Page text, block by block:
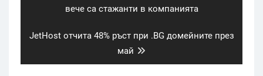
вече са стажанти в компанията
Next
JetHost отчита 48% ръст при .BG домейните през
май